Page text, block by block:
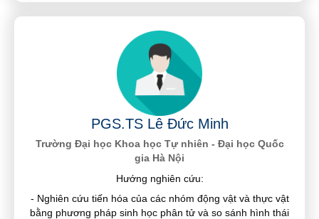
PGS.TS Lê Đức Minh
Trường Đại học Khoa học Tự nhiên - Đại học Quốc
gia Hà Nội
Hướng nghiên cứu:
- Nghiên cứu tiến hóa của các nhóm động vật và thực vật
bằng phương pháp sinh học phân tử và so sánh hình thái